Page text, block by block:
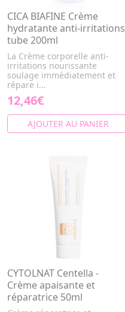
CICA BIAFINE Crème
hydratante anti-irritations
tube 200ml
La Crème corporelle anti-
irritations nourissante
soulage immédiatement et
répare i...
12,46€
AJOUTER AU PANIER
CYTOLNAT Centella -
Crème apaisante et
réparatrice 50ml